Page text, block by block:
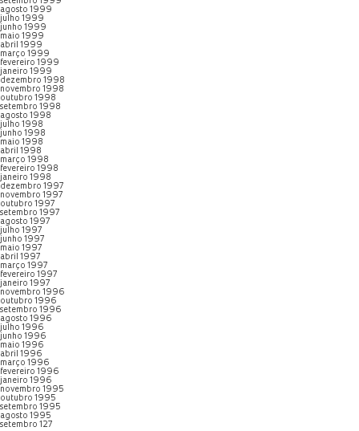
agosto 1999
julho 1999
junho 1999
maio 1999
abril 1999
março 1999
fevereiro 1999
janeiro 1999
dezembro 1998
novembro 1998
outubro 1998
setembro 1998
agosto 1998
julho 1998
junho 1998
maio 1998
abril 1998
março 1998
fevereiro 1998
janeiro 1998
dezembro 1997
novembro 1997
outubro 1997
setembro 1997
agosto 1997
julho 1997
junho 1997
maio 1997
abril 1997
março 1997
fevereiro 1997
janeiro 1997
novembro 1996
outubro 1996
setembro 1996
agosto 1996
julho 1996
junho 1996
maio 1996
abril 1996
março 1996
fevereiro 1996
janeiro 1996
novembro 1995
outubro 1995
setembro 1995
agosto 1995
setembro 127